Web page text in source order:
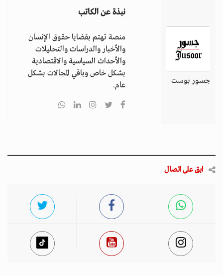
جسور بوست
نبذة عن الكاتب
منصة تهتم بقضايا حقوق الإنسان
والأخبار والدراسات والتحليلات
والأحداث السياسية والاقتصادية
بشكل خاص وباقي المجالات بشكل
عام.
ابق على اتصال